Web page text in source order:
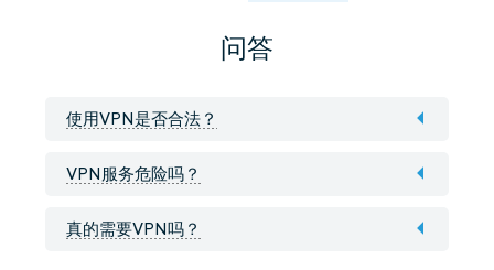
问答
使用VPN是否合法？
VPN服务危险吗？
真的需要VPN吗？